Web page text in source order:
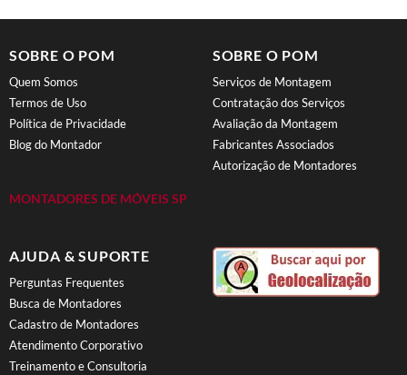
SOBRE O POM
Quem Somos
Termos de Uso
Política de Privacidade
Blog do Montador
MONTADORES DE MÓVEIS SP
SOBRE O POM
Serviços de Montagem
Contratação dos Serviços
Avaliação da Montagem
Fabricantes Associados
Autorização de Montadores
AJUDA & SUPORTE
Perguntas Frequentes
Busca de Montadores
Cadastro de Montadores
Atendimento Corporativo
Treinamento e Consultoria